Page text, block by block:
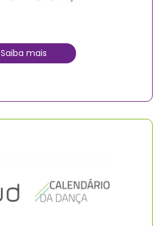
Saiba mais